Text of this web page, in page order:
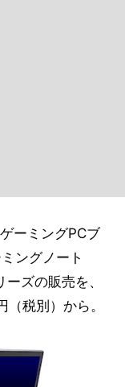
ーミングPCブ
ングノート
ズの販売を、
税別）から。